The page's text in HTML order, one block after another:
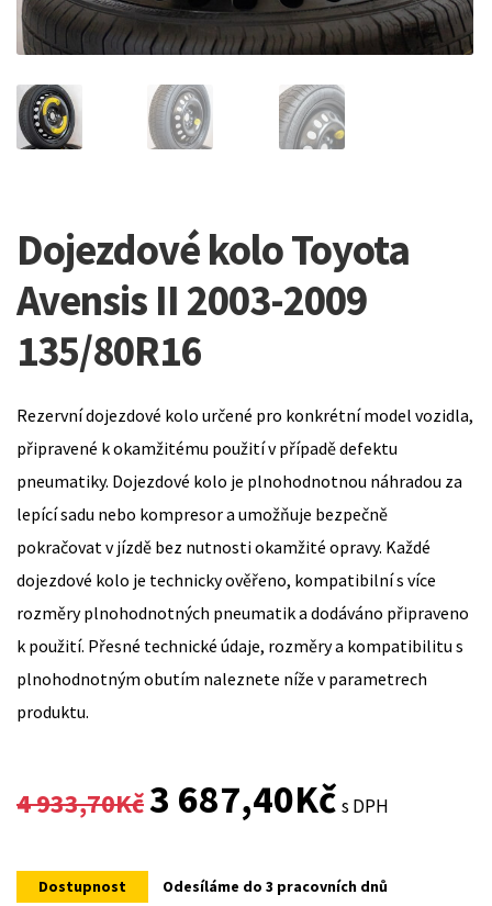
Dojezdové kolo Toyota
Avensis II 2003-2009
135/80R16
Rezervní dojezdové kolo určené pro konkrétní model vozidla,
připravené k okamžitému použití v případě defektu
pneumatiky. Dojezdové kolo je plnohodnotnou náhradou za
lepící sadu nebo kompresor a umožňuje bezpečně
pokračovat v jízdě bez nutnosti okamžité opravy. Každé
dojezdové kolo je technicky ověřeno, kompatibilní s více
rozměry plnohodnotných pneumatik a dodáváno připraveno
k použití. Přesné technické údaje, rozměry a kompatibilitu s
plnohodnotným obutím naleznete níže v parametrech
produktu.
4 933,70Kč
Original
was:
3 687,40KčCurrent
is:
s DPH
Dostupnost Odesíláme do 3 pracovních dnů